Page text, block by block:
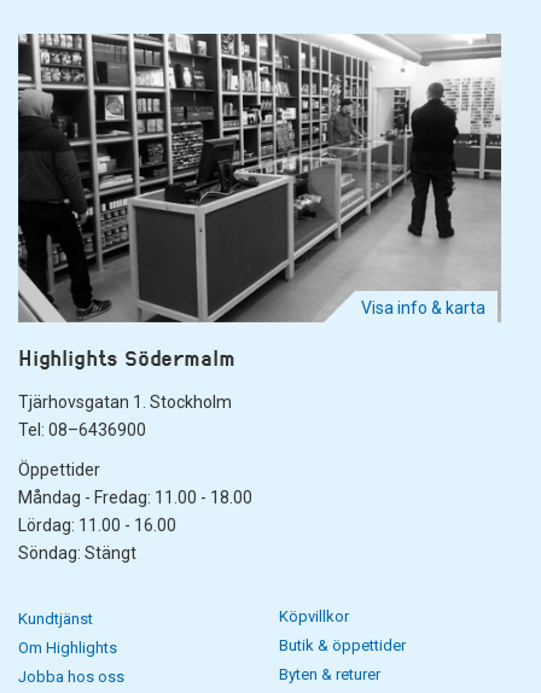
Visa info & karta
Highlights Södermalm
Tjärhovsgatan 1. Stockholm
Tel: 08–6436900
Öppettider
Måndag - Fredag: 11.00 - 18.00
Lördag: 11.00 - 16.00
Söndag: Stängt
Kundtjänst
Om Highlights
Jobba hos oss
Köpvillkor
Butik & öppettider
Byten & returer